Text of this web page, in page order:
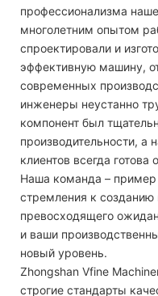
профессионализма
многолетним опытом
спроектировали и
эффективную машину,
современных
инженеры неустанно
компонент был
производительности,
клиентов всегда
Наша команда – пример
стремления к созданию
превосходящего
и ваши
новый уровень.
Zhongshan Vfine
строгие стандарты